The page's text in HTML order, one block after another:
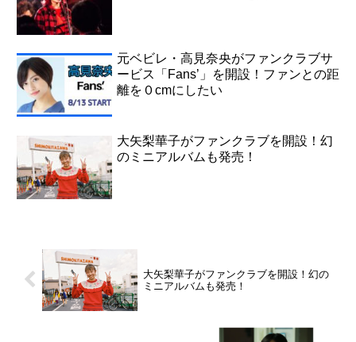
元ベビレ・高見奈央がファンクラブサ
ービス「Fans’」を開設！ファンとの距
離を０cmにしたい
大矢梨華子がファンクラブを開設！幻
のミニアルバムも発売！
大矢梨華子がファンクラブを開設！幻の
ミニアルバムも発売！